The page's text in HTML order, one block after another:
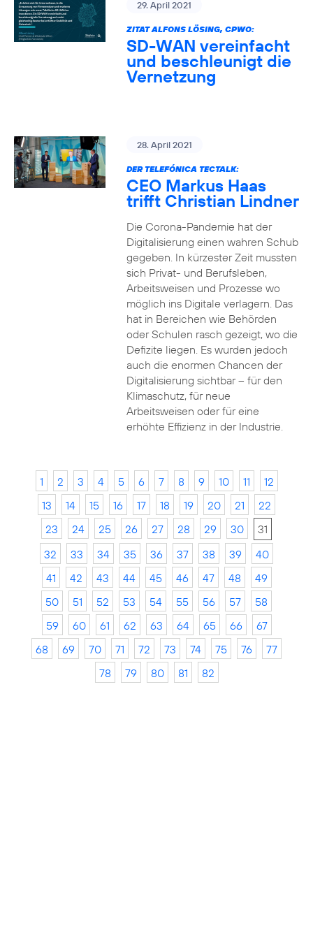
29. April 2021
ZITAT ALFONS LÖSING, CPWO:
SD-WAN vereinfacht
und beschleunigt die
Vernetzung
28. April 2021
DER TELEFÓNICA TECTALK:
CEO Markus Haas
trifft Christian Lindner
Die Corona-Pandemie hat der
Digitalisierung einen wahren Schub
gegeben. In kürzester Zeit mussten
sich Privat- und Berufsleben,
Arbeitsweisen und Prozesse wo
möglich ins Digitale verlagern. Das
hat in Bereichen wie Behörden
oder Schulen rasch gezeigt, wo die
Defizite liegen. Es wurden jedoch
auch die enormen Chancen der
Digitalisierung sichtbar – für den
Klimaschutz, für neue
Arbeitsweisen oder für eine
erhöhte Effizienz in der Industrie.
1 2 3 4 5 6 7 8 9 10 11
12
13
14 15 16 17 18 19 20 21
22
23
24 25 26 27 28 29 30
31
32
33 34 35 36 37 38 39
40
41
42 43 44 45 46 47 48
49
50
51 52 53 54 55 56 57
58
59
60 61 62 63 64 65 66
67
68
69 70 71 72 73 74 75 76
77
78
79 80 81 82